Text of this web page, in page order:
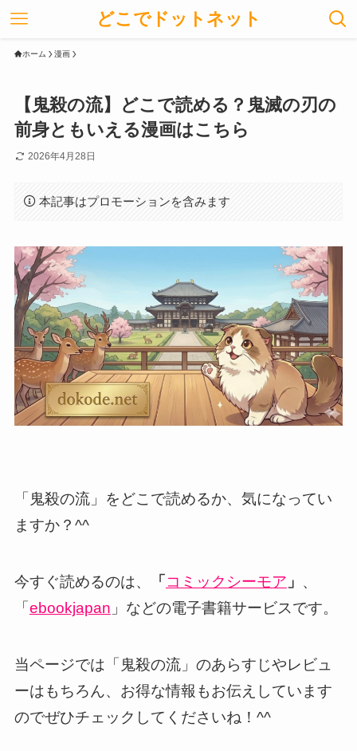
どこでドットネット
ホーム 漫画
【鬼殺の流】どこで読める？鬼滅の刃の
前身ともいえる漫画はこちら
2026年4月28日
本記事はプロモーションを含みます
「鬼殺の流」をどこで読めるか、気になってい
ますか？^^
今すぐ読めるのは、 「 コミックシーモア 」 、
「 ebookjapan 」などの電子書籍サービスです。
当ページでは「鬼殺の流」のあらすじやレビュ
ーはもちろん、お得な情報もお伝えしています
のでぜひチェックしてくださいね！^^